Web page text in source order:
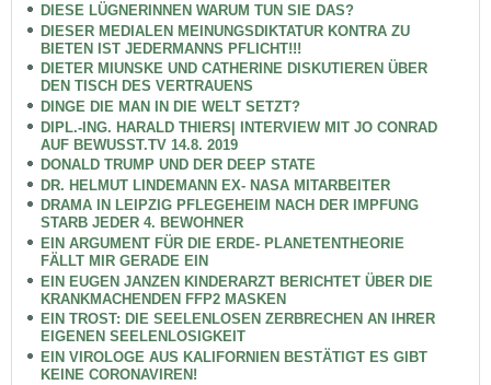
DIESE LÜGNERINNEN WARUM TUN SIE DAS?
DIESER MEDIALEN MEINUNGSDIKTATUR KONTRA ZU
BIETEN IST JEDERMANNS PFLICHT!!!
DIETER MIUNSKE UND CATHERINE DISKUTIEREN ÜBER
DEN TISCH DES VERTRAUENS
DINGE DIE MAN IN DIE WELT SETZT?
DIPL.-ING. HARALD THIERS| INTERVIEW MIT JO CONRAD
AUF BEWUSST.TV 14.8. 2019
DONALD TRUMP UND DER DEEP STATE
DR. HELMUT LINDEMANN EX- NASA MITARBEITER
DRAMA IN LEIPZIG PFLEGEHEIM NACH DER IMPFUNG
STARB JEDER 4. BEWOHNER
EIN ARGUMENT FÜR DIE ERDE- PLANETENTHEORIE
FÄLLT MIR GERADE EIN
EIN EUGEN JANZEN KINDERARZT BERICHTET ÜBER DIE
KRANKMACHENDEN FFP2 MASKEN
EIN TROST: DIE SEELENLOSEN ZERBRECHEN AN IHRER
EIGENEN SEELENLOSIGKEIT
EIN VIROLOGE AUS KALIFORNIEN BESTÄTIGT ES GIBT
KEINE CORONAVIREN!